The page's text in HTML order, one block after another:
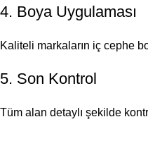
4. Boya Uygulaması
Kaliteli markaların iç cephe
5. Son Kontrol
Tüm alan detaylı şekilde